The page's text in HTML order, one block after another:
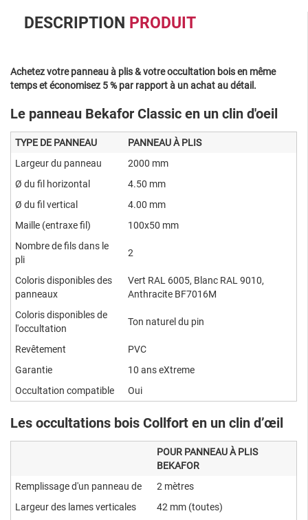
DESCRIPTION PRODUIT
Achetez votre panneau à plis & votre occultation bois en même
temps et économisez 5 % par rapport à un achat au détail.
Le panneau Bekafor Classic en un clin d'oeil
TYPE DE PANNEAU
PANNEAU À PLIS
Largeur du panneau
2000 mm
Ø du fil horizontal
4.50 mm
Ø du fil vertical
4.00 mm
Maille (entraxe fil)
100x50 mm
Nombre de fils dans le
pli
2
Coloris disponibles des
panneaux
Vert RAL 6005, Blanc RAL 9010,
Anthracite BF7016M
Coloris disponibles de
l'occultation
Ton naturel du pin
Revêtement
PVC
Garantie
10 ans eXtreme
Occultation compatible
Oui
Les occultations bois Collfort en un clin d’œil
POUR PANNEAU À PLIS
BEKAFOR
Remplissage d'un panneau de
2 mètres
Largeur des lames verticales
42 mm (toutes)